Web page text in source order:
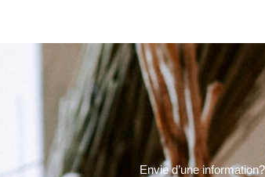
Envie d’une